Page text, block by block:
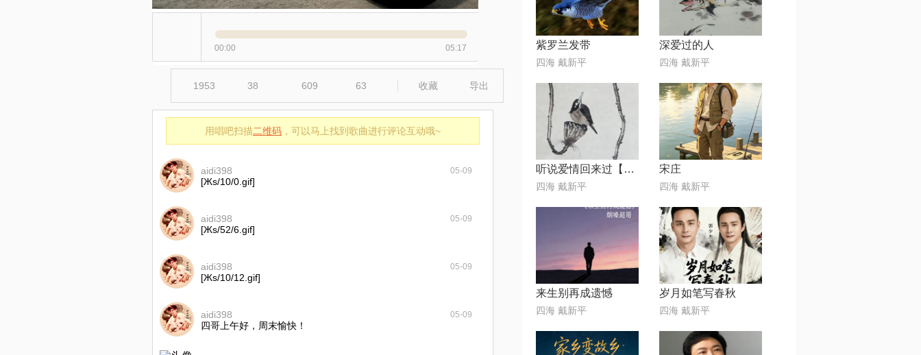
00:00 05:17
1953 38 609 63 收藏 导出
用唱吧扫描二维码 ，可以马上找到歌曲进行评论互动哦~
aidi398 05-09
[Жs/10/0.gif]
aidi398 05-09
[Жs/52/6.gif]
aidi398 05-09
[Жs/10/12.gif]
aidi398 05-09
四哥上午好，周末愉快！
紫罗兰发带
四海 戴新平
深爱过的人
四海 戴新平
听说爱情回来过【Live】
四海 戴新平
宋庄
四海 戴新平
来生别再成遗憾
四海 戴新平
岁月如笔写春秋
四海 戴新平